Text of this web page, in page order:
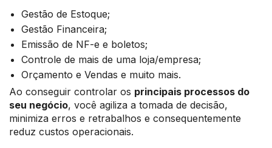
Gestão de Estoque;
Gestão Financeira;
Emissão de NF-e e boletos;
Controle de mais de uma loja/empresa;
Orçamento e Vendas e muito mais.
Ao conseguir controlar os principais processos do
seu negócio, você agiliza a tomada de decisão,
minimiza erros e retrabalhos e consequentemente
reduz custos operacionais.